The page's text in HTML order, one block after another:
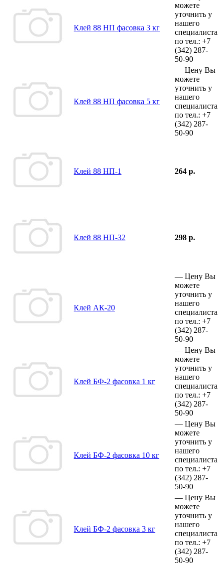
Клей 88 НП фасовка 3 кг
можете
уточнить у
нашего
специалиста
по тел.: +7
(342) 287-
50-90
Клей 88 НП фасовка 5 кг
— Цену Вы
можете
уточнить у
нашего
специалиста
по тел.: +7
(342) 287-
50-90
Клей 88 НП-1 264 р.
Клей 88 НП-32 298 р.
Клей АК-20
— Цену Вы
можете
уточнить у
нашего
специалиста
по тел.: +7
(342) 287-
50-90
Клей БФ-2 фасовка 1 кг
— Цену Вы
можете
уточнить у
нашего
специалиста
по тел.: +7
(342) 287-
50-90
Клей БФ-2 фасовка 10 кг
— Цену Вы
можете
уточнить у
нашего
специалиста
по тел.: +7
(342) 287-
50-90
Клей БФ-2 фасовка 3 кг
— Цену Вы
можете
уточнить у
нашего
специалиста
по тел.: +7
(342) 287-
50-90